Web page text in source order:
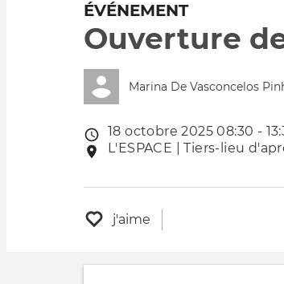
ÉVÉNEMENT
Ouverture
Marina De Vasconcelos
Date
de
18 octobre 2025 08:30 -
Lieu
L'ESPACE | Tiers-lieu
j'aime